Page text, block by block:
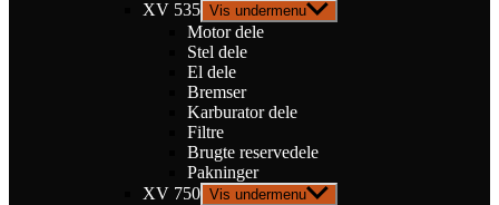
XV 535 Vis undermenu
Motor dele
Stel dele
El dele
Bremser
Karburator dele
Filtre
Brugte reservedele
Pakninger
XV 750 Vis undermenu